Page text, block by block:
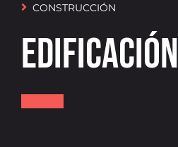
CONSTRUCCIÓN
EDIFICACIÓN